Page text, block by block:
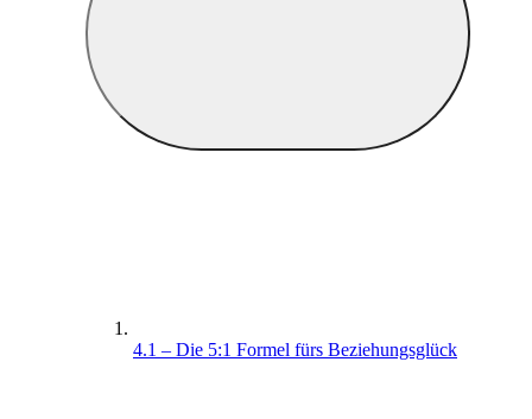
4.1 – Die 5:1 Formel fürs Beziehungsglück